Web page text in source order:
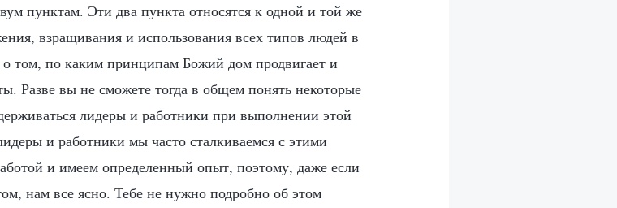
пунктам. Эти два пункта относятся к одной и той же
взращивания и использования всех типов людей в
о том, по каким принципам Божий дом продвигает и
Разве вы не сможете тогда в общем понять некоторые
лидеры и работники при выполнении этой
и работники мы часто сталкиваемся с этими
и имеем определенный опыт, поэтому, даже если
нам все ясно. Тебе не нужно подробно об этом